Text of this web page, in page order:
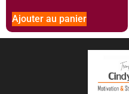
Ajouter au panier